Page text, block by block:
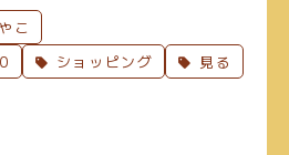
こ
ショッピング 見る